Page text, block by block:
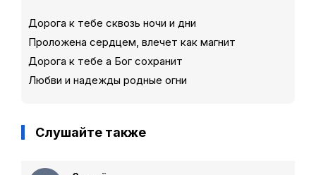
Дорога к тебе сквозь ночи и дни
Проложена сердцем, влечет как магнит
Дорога к тебе а Бог сохранит
Любви и надежды родные огни
Слушайте также